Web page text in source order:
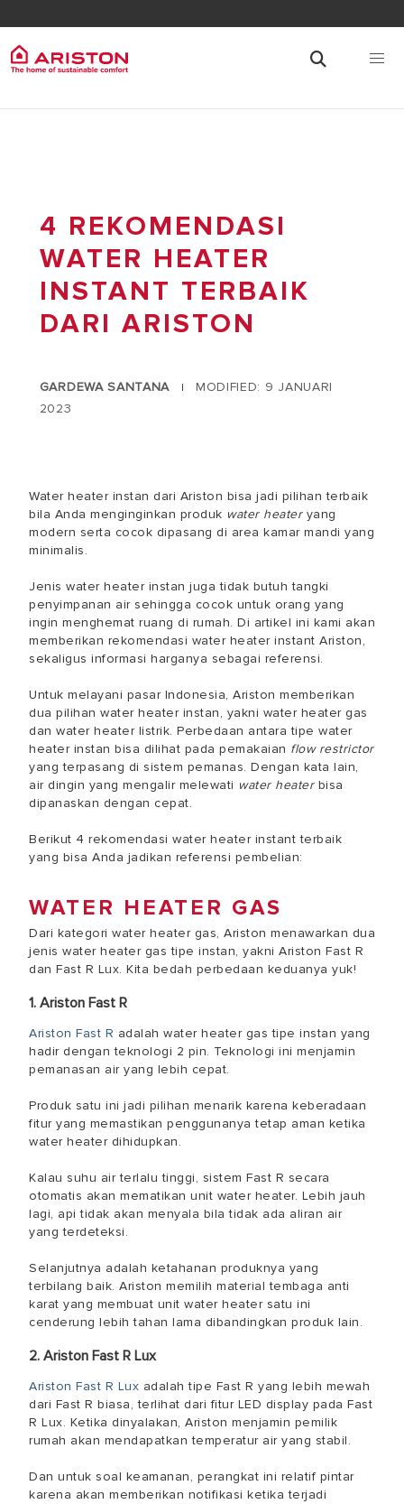
4 REKOMENDASI
WATER HEATER
INSTANT TERBAIK
DARI ARISTON
GARDEWA SANTANA |
MODIFIED: 9 JANUARI
2023
Water heater instan dari Ariston bisa jadi pilihan terbaik
bila Anda menginginkan produk water heater yang
modern serta cocok dipasang di area kamar mandi yang
minimalis.
Jenis water heater instan juga tidak butuh tangki
penyimpanan air sehingga cocok untuk orang yang
ingin menghemat ruang di rumah. Di artikel ini kami akan
memberikan rekomendasi water heater instant Ariston,
sekaligus informasi harganya sebagai referensi.
Untuk melayani pasar Indonesia, Ariston memberikan
dua pilihan water heater instan, yakni water heater gas
dan water heater listrik. Perbedaan antara tipe water
heater instan bisa dilihat pada pemakaian flow restrictor
yang terpasang di sistem pemanas. Dengan kata lain,
air dingin yang mengalir melewati water heater bisa
dipanaskan dengan cepat.
Berikut 4 rekomendasi water heater instant terbaik
yang bisa Anda jadikan referensi pembelian:
WATER HEATER GAS
Dari kategori water heater gas, Ariston menawarkan dua
jenis water heater gas tipe instan, yakni Ariston Fast R
dan Fast R Lux. Kita bedah perbedaan keduanya yuk!
1. Ariston Fast R
Ariston Fast R adalah water heater gas tipe instan yang
hadir dengan teknologi 2 pin. Teknologi ini menjamin
pemanasan air yang lebih cepat.
Produk satu ini jadi pilihan menarik karena keberadaan
fitur yang memastikan penggunanya tetap aman ketika
water heater dihidupkan.
Kalau suhu air terlalu tinggi, sistem Fast R secara
otomatis akan mematikan unit water heater. Lebih jauh
lagi, api tidak akan menyala bila tidak ada aliran air
yang terdeteksi.
Selanjutnya adalah ketahanan produknya yang
terbilang baik. Ariston memilih material tembaga anti
karat yang membuat unit water heater satu ini
cenderung lebih tahan lama dibandingkan produk lain.
2. Ariston Fast R Lux
Ariston Fast R Lux adalah tipe Fast R yang lebih mewah
dari Fast R biasa, terlihat dari fitur LED display pada Fast
R Lux. Ketika dinyalakan, Ariston menjamin pemilik
rumah akan mendapatkan temperatur air yang stabil.
Dan untuk soal keamanan, perangkat ini relatif pintar
karena akan memberikan notifikasi ketika terjadi